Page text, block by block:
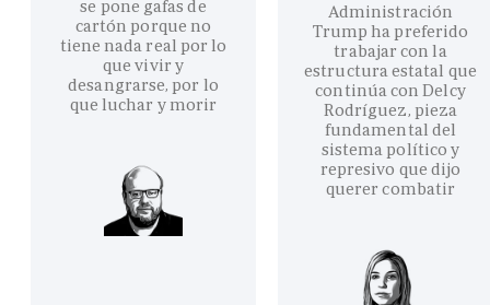
se pone gafas de
cartón porque no
tiene nada real por lo
que vivir y
desangrarse, por lo
que luchar y morir
Administración
Trump ha preferido
trabajar con la
estructura estatal que
continúa con Delcy
Rodríguez, pieza
fundamental del
sistema político y
represivo que dijo
querer combatir